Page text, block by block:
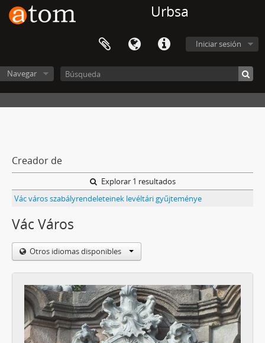
Urbsa
Iniciar sesión
Navegar
Creador de
Explorar 1 resultados
Vác város szabályrendeleteinek levéltári gyűjteménye
Vác Város
Otros idiomas disponibles